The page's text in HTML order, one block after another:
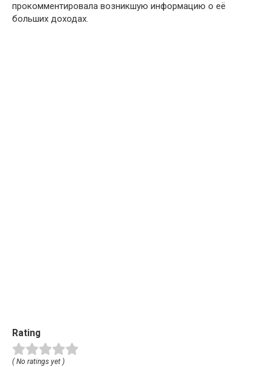
прокомментировала возникшую информацию о её
больших доходах.
Rating
( No ratings yet )